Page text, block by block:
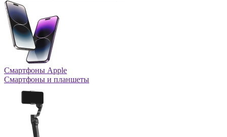
Смартфоны Apple
Смартфоны и планшеты